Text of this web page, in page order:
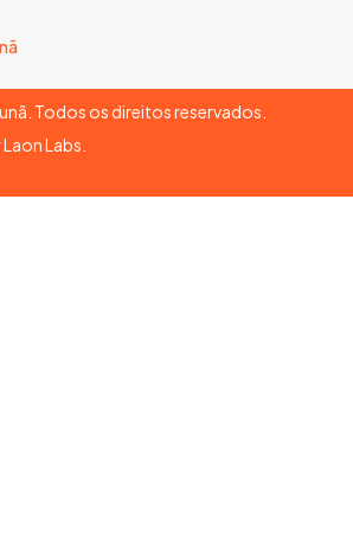
Todos os direitos reservados.
Laon Labs